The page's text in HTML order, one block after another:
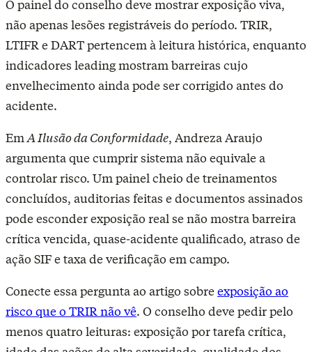
O painel do conselho deve mostrar exposição viva,
não apenas lesões registráveis do período. TRIR,
LTIFR e DART pertencem à leitura histórica, enquanto
indicadores leading mostram barreiras cujo
envelhecimento ainda pode ser corrigido antes do
acidente.
Em A Ilusão da Conformidade, Andreza Araujo
argumenta que cumprir sistema não equivale a
controlar risco. Um painel cheio de treinamentos
concluídos, auditorias feitas e documentos assinados
pode esconder exposição real se não mostra barreira
crítica vencida, quase-acidente qualificado, atraso de
ação SIF e taxa de verificação em campo.
Conecte essa pergunta ao artigo sobreexposição ao
risco que o TRIR não vê. O conselho deve pedir pelo
menos quatro leituras: exposição por tarefa crítica,